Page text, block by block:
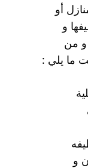
أو
و
و من
ما يلي :
و